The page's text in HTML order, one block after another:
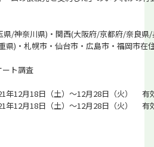
県/神奈川県)・関西(大阪府/京都府/奈良
県)・札幌市・仙台市・広島市・福岡市在
ート調査
12月18日（土）～12月28日（火） 有
（土）～12月28日（火） 有効回